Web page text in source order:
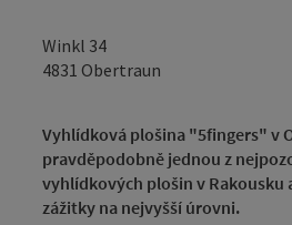
Winkl 34
4831 Obertraun
Vyhlídková plošina "5fingers" v
pravděpodobně jednou z
vyhlídkových plošin v Rakousku
zážitky na nejvyšší úrovni.